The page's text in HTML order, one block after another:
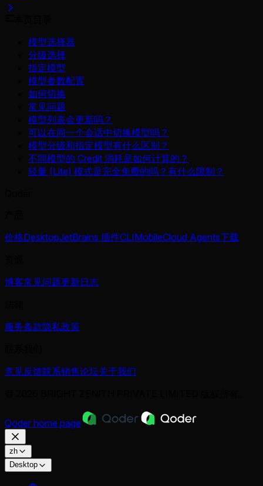
模型选择器
分级选择
指定模型
模型参数配置
如何切换
常见问题
模型列表会更新吗？
可以在同一个会话中切换模型吗？
模型分级和指定模型有什么区别？
不同模型的 Credit 消耗是如何计算的？
轻量 (Lite) 模式是完全免费的吗？有什么限制？
价格DesktopJetBrains 插件CLIMobileCloud Agents下载
博客常见问题更新日志
服务条款隐私政策
意见反馈联系销售论坛关于我们
Qoder home page
zh
Desktop